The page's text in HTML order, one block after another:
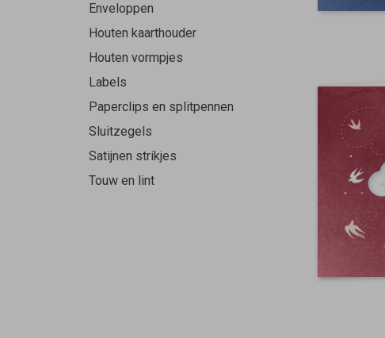
Enveloppen
Houten kaarthouder
Houten vormpjes
Labels
Paperclips en splitpennen
Sluitzegels
Satijnen strikjes
Touw en lint